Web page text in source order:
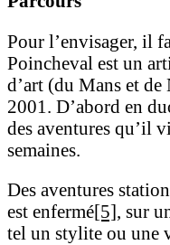
Pour l’envisager, il
Poincheval est un
d’art (du Mans et
2001. D’abord en
des aventures qu’il
semaines.
Des aventures
est enfermé[5], sur
tel un stylite ou une